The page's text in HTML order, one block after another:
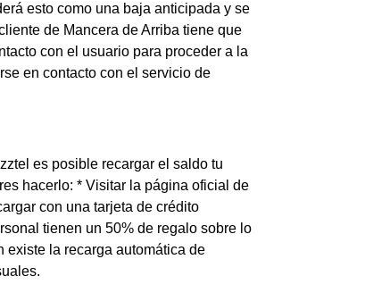
esto como una baja anticipada y se
de Mancera de Arriba tiene que
con el usuario para proceder a la
en contacto con el servicio de
es posible recargar el saldo tu
hacerlo: * Visitar la página oficial de
con una tarjeta de crédito
tienen un 50% de regalo sobre lo
existe la recarga automática de